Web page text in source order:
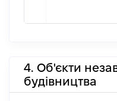
4. Об'єкти
будівництва